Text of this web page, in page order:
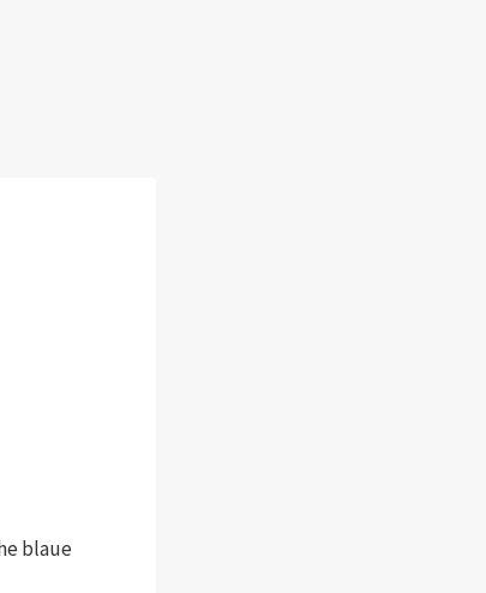
blaue